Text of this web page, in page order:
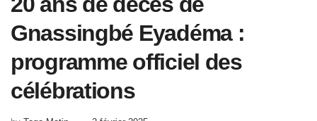
Gnassingbé Eyadéma :
programme officiel des
célébrations